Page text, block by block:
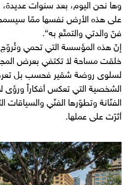
وها نحن اليوم، بعد سنوات
على هذه الأرض نفسها ممّا سيسمح
فنّ والدتي والتمتّع به“.
إنّ هذه المؤسسة التي تحمي وتُروّج
خلقت مساحة لا تكتفي بعرض
لسلوى روضة شقير فحسب بل
الشخصية التي تعكس أفكاراً ورؤى
الفنّانة وتطوّرها الفنّي والسياقات
أثرّت على عملها.